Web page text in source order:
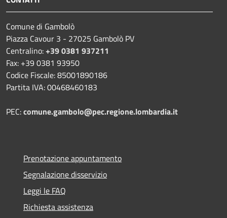
Comune di Gambolò
Piazza Cavour 3 - 27025 Gambolò PV
Centralino:+39 0381 937211
Fax: +39 0381 93950
Codice Fiscale: 85001890186
Partita IVA: 00468460183
PEC:comune.gambolo@pec.regione.lombardia.it
Prenotazione appuntamento
Segnalazione disservizio
Leggi le FAQ
Richiesta assistenza